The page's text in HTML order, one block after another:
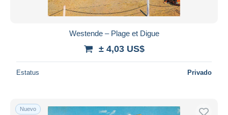
Westende – Plage et Digue
± 4,03 US$
Estatus Privado
Nuevo